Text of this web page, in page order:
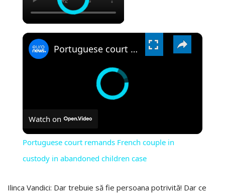
×
Portuguese court remands French couple in custody in abandoned children case
Watch on
Portuguese court remands French couple in
custody in abandoned children case
Ilinca Vandici: Dar trebuie să fie persoana potrivită! Dar ce